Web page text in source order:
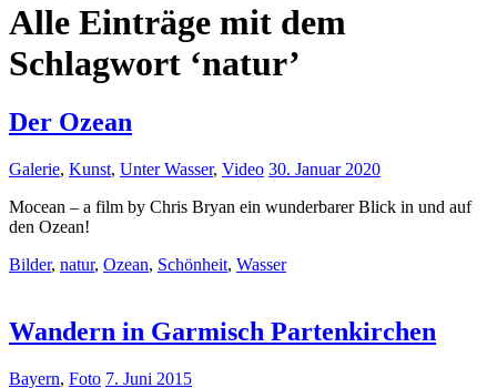
Alle Einträge mit dem
Schlagwort ‘natur’
Der Ozean
Galerie, Kunst, Unter Wasser, Video 30. Januar 2020
Mocean – a film by Chris Bryan ein wunderbarer Blick in und auf
den Ozean!
Bilder, natur, Ozean, Schönheit, Wasser
Wandern in Garmisch Partenkirchen
Bayern, Foto 7. Juni 2015